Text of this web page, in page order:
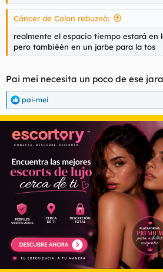
Cáncer de Colon rebuznó:
realmente el espacio tiempo estará en
pero tambiéén en un jarbe para la tos
Pai mei necesita un poco de ese
R
e
a
c
c
o
n
e
pai-mei